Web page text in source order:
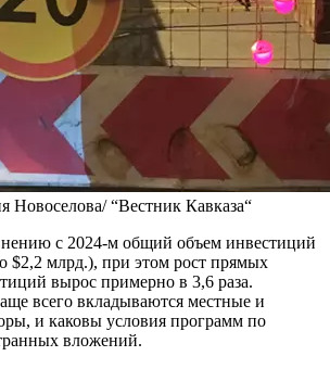
“Вестник Кавказа“
с 2024-м общий объем инвестиций
$2,2 млрд.), при этом рост прямых
вырос примерно в 3,6 раза.
всего вкладываются местные и
и каковы условия программ по
вложений.